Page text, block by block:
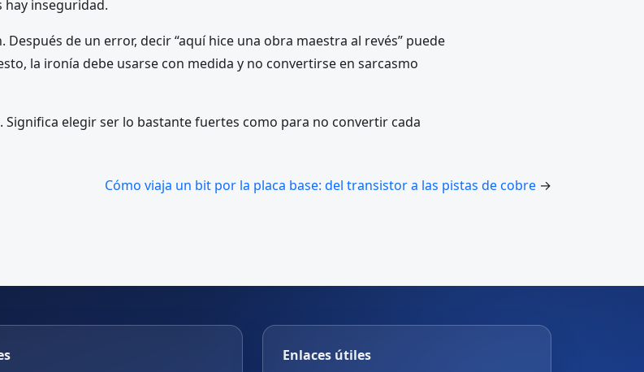
hay inseguridad.
de un error, decir “aquí hice una obra maestra al revés” puede
la ironía debe usarse con medida y no convertirse en sarcasmo
Significa elegir ser lo bastante fuertes como para no convertir cada
Cómo viaja un bit por la placa base: del transistor a las pistas de cobre →
Enlaces útiles